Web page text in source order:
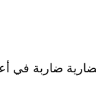
وحضارية ضاربة